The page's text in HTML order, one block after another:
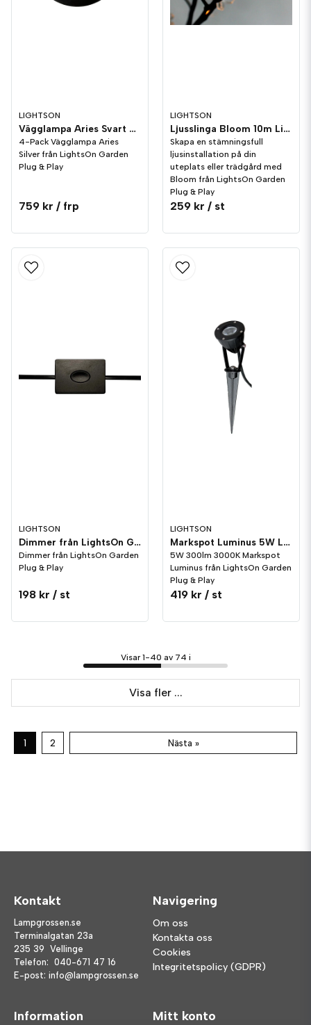
LIGHTSON
Vägglampa Aries Svart 4-pack LightsOn Garden Plug & Play
4-Pack Vägglampa Aries
Silver från LightsOn Garden
Plug & Play
759 kr / frp
LIGHTSON
Ljusslinga Bloom 10m LightsOn Garden Plug & Play
Skapa en stämningsfull
ljusinstallation på din
uteplats eller trädgård med
Bloom från LightsOn Garden
Plug & Play
259 kr / st
LIGHTSON
Dimmer från LightsOn Garden Plug & Play
Dimmer från LightsOn Garden
Plug & Play
198 kr / st
LIGHTSON
Markspot Luminus 5W LightsOn Garden Plug & Play
5W 300lm 3000K Markspot
Luminus från LightsOn Garden
Plug & Play
419 kr / st
Visar 1-40 av 74 i
Visa fler ...
1 2 Nästa »
Kontakt
Lampgrossen.se
Terminalgatan 23a
235 39 Vellinge
Telefon: 040-671 47 16
E-post: info@lampgrossen.se
Navigering
Om oss
Kontakta oss
Cookies
Integritetspolicy (GDPR)
Information Mitt konto